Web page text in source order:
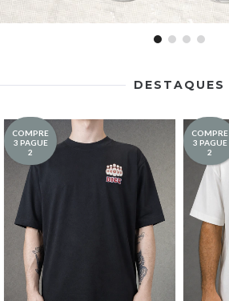
DESTAQUES
COMPRE
3 PAGUE
2
COMPRE
3 PAGUE
2